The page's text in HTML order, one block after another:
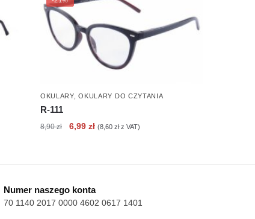
OKULARY,OKULARY DO CZYTANIA
R-111
8,90zł
Pierwotna
6,99 złAktualna
(8,60 złz VAT)
Numer naszego konta
70 1140 2017 0000 4602 0617 1401